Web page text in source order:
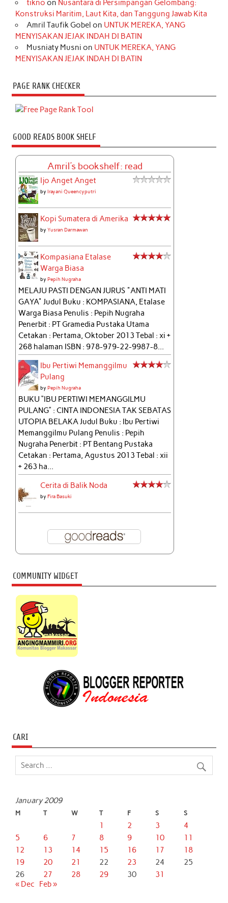
tikno on Nusantara di Persimpangan Gelombang:
Konstruksi Maritim, Laut Kita, dan Tanggung Jawab Kita
Amril Taufik Gobel on UNTUK MEREKA, YANG
MENYISAKAN JEJAK INDAH DI BATIN
Musniaty Musni on UNTUK MEREKA, YANG
MENYISAKAN JEJAK INDAH DI BATIN
PAGE RANK CHECKER
GOOD READS BOOK SHELF
Amril's bookshelf: read
Ijo Anget Anget
byIrayani Queencyputri
Kopi Sumatera di Amerika
byYusran Darmawan
Kompasiana Etalase
Warga Biasa
byPepih Nugraha
MELAJU PASTI DENGAN JURUS "ANTI MATI
GAYA" Judul Buku : KOMPASIANA, Etalase
Warga Biasa Penulis : Pepih Nugraha
Penerbit : PT Gramedia Pustaka Utama
Cetakan : Pertama, Oktober 2013 Tebal : xi +
268 halaman ISBN : 978-979-22-9987-8...
Ibu Pertiwi Memanggilmu
Pulang
byPepih Nugraha
BUKU “IBU PERTIWI MEMANGGILMU
PULANG” : CINTA INDONESIA TAK SEBATAS
UTOPIA BELAKA Judul Buku : Ibu Pertiwi
Memanggilmu Pulang Penulis : Pepih
Nugraha Penerbit : PT Bentang Pustaka
Cetakan : Pertama, Agustus 2013 Tebal : xii
+ 263 ha...
Cerita di Balik Noda
byFira Basuki
COMMUNITY WIDGET
CARI
January 2009
M T W T F S S
1 2 3
4
5
6 7 8 9 10
11
12
13 14 15 16 17
18
19
20 21 22 23 24
25
26
27 28 29 30
31
« Dec
Feb »